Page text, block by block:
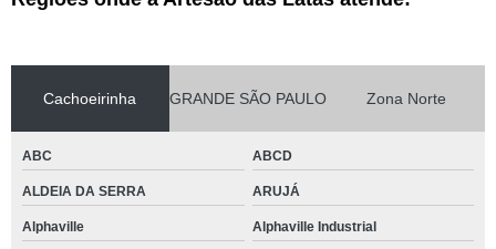
Cachoeirinha GRANDE SÃO PAULO Zona Norte
ABC ABCD
ALDEIA DA SERRA ARUJÁ
Alphaville Alphaville Industrial